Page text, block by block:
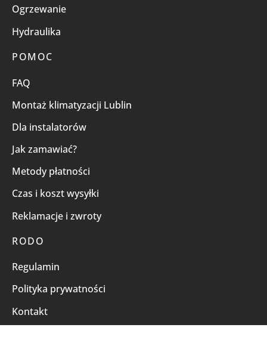
Ogrzewanie
Hydraulika
POMOC
FAQ
Montaż klimatyzacji Lublin
Dla instalatorów
Jak zamawiać?
Metody płatności
Czas i koszt wysyłki
Reklamacje i zwroty
RODO
Regulamin
Polityka prywatności
Kontakt